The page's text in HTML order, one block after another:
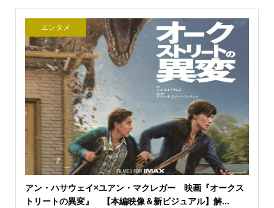
エンタメ
アン・ハサウェイ×ユアン・マクレガー 映画『オークス
トリートの異変』 【本編映像＆新ビジュアル】解...